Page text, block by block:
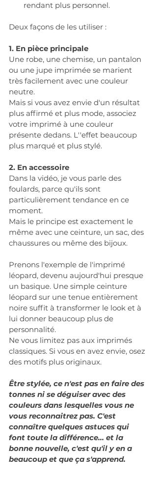
rendant plus personnel.
Deux façons de les utiliser :
1. En pièce principale
Une robe, une chemise, un pantalon
ou une jupe imprimée se marient
très facilement avec une couleur
neutre.
Mais si vous avez envie d'un résultat
plus affirmé et plus mode, associez
votre imprimé à une couleur
présente dedans. L''effet beaucoup
plus marqué et plus stylé.
2. En accessoire
Dans la vidéo, je vous parle des
foulards, parce qu'ils sont
particulièrement tendance en ce
moment.
Mais le principe est exactement le
même avec une ceinture, un sac, des
chaussures ou même des bijoux.
Prenons l'exemple de l'imprimé
léopard, devenu aujourd'hui presque
un basique. Une simple ceinture
léopard sur une tenue entièrement
noire suffit à transformer le look et à
lui donner beaucoup plus de
personnalité.
Ne vous limitez pas aux imprimés
classiques. Si vous en avez envie, osez
des motifs plus originaux.
Être stylée, ce n'est pas en faire des
tonnes ni se déguiser avec des
couleurs dans lesquelles vous ne
vous reconnaitrez pas. C'est
connaître quelques astuces qui
font toute la différence… et la
bonne nouvelle, c'est qu'il y en a
beaucoup et que ça s'apprend.